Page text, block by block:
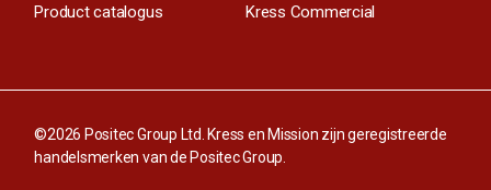
Product catalogus
Kress Commercial
©2026 Positec Group Ltd. Kress en Mission zijn geregistreerde
handelsmerken van de Positec Group.